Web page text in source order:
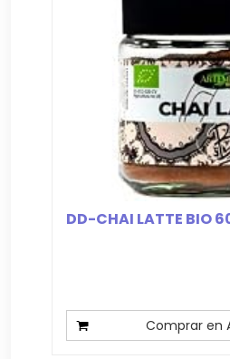
DD-CHAI LATTE BIO
Comprar en